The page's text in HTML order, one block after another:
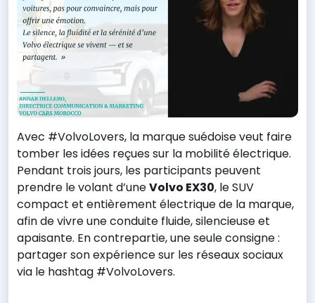
Avec #VolvoLovers, la marque suédoise veut faire
tomber les idées reçues sur la mobilité électrique.
Pendant trois jours, les participants peuvent
prendre le volant d’uneVolvo EX30, le SUV
compact et entièrement électrique de la marque,
afin de vivre une conduite fluide, silencieuse et
apaisante. En contrepartie, une seule consigne :
partager son expérience sur les réseaux sociaux
via le hashtag #VolvoLovers.